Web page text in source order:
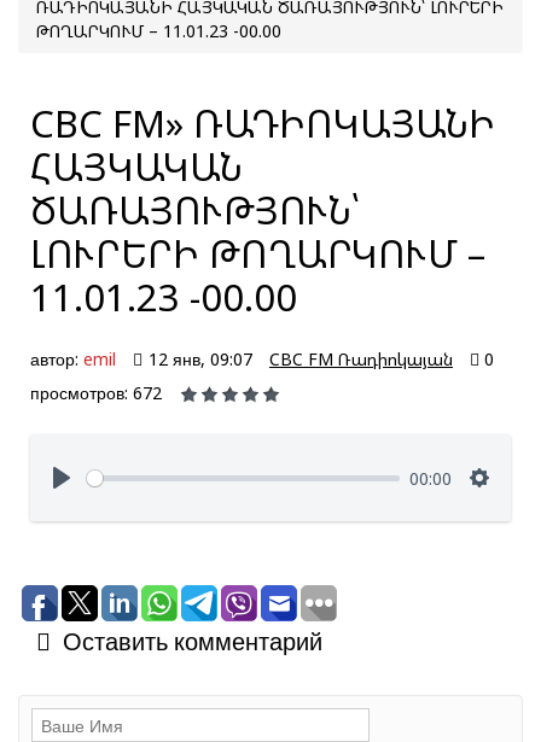
ՌԱԴԻՈԿԱՅԱՆԻ ՀԱՅԿԱԿԱՆ ԾԱՌԱՅՈՒԹՅՈՒՆ՝ ԼՈՒՐԵՐԻ
ԹՈՂԱՐԿՈՒՄ – 11.01.23 -00.00
CBC FM» ՌԱԴԻՈԿԱՅԱՆԻ
ՀԱՅԿԱԿԱՆ
ԾԱՌԱՅՈՒԹՅՈՒՆ՝
ԼՈՒՐԵՐԻ ԹՈՂԱՐԿՈՒՄ –
11.01.23 -00.00
автор: emil 12 янв, 09:07 CBC FM Ռադիոկայան
0
просмотров: 672
00:00
Оставить комментарий